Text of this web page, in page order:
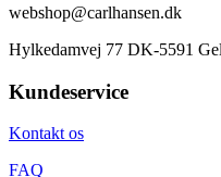
webshop@carlhansen.dk
Hylkedamvej 77 DK-5591
Kundeservice
Kontakt os
FAQ